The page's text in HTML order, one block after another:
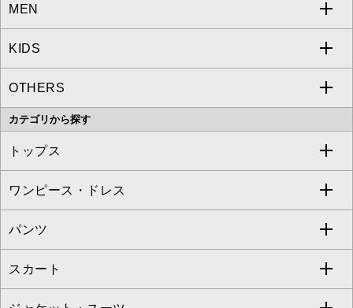
a.v.v
MICHEL KLEIN
MK MICHEL KLEIN
OFUON le MK
MEN
a.v.v
MICHEL KLEIN HOMME
MK MICHEL KLEIN HOMME
KIDS
a.v.v
OTHERS
MK MICHEL KLEIN BAG
カテゴリから探す
トップス
すべてのトップス
カットソー・Tシャツ
ブラウス・シャツ
ワンピース・ドレス
すべてのワンピース・ドレス
ワンピース
パンツ
すべてのパンツ
スカート